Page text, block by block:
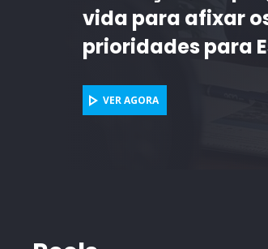
Intercâmbio com
deixa em Braga
VER AGORA